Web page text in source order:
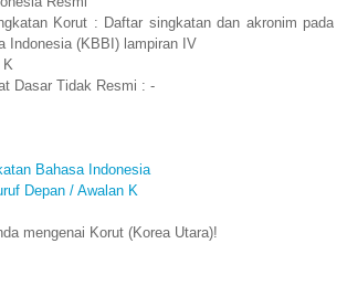
Korut : Daftar singkatan dan akronim pada
Indonesia (KBBI) lampiran IV
K
Dasar Tidak Resmi : -
Bahasa Indonesia
Depan / Awalan K
mengenai Korut (Korea Utara)!